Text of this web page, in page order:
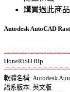
購買過此商
Autodesk AutoCAD
-=-=-=-=-=-=-=-=-=-=-=-
-=-=-=-=-=-=-=-=-=-=-=-
軟體名稱: Autodesk
語系版本: 英文版